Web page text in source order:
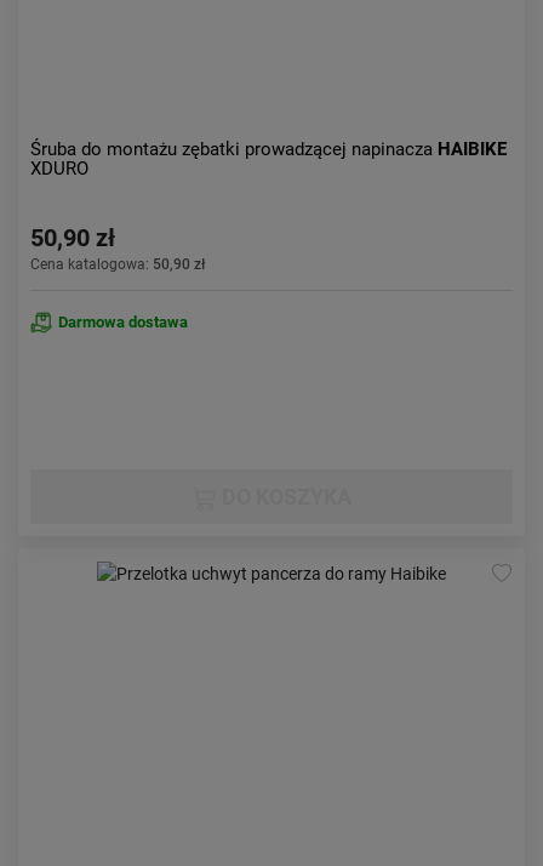
Śruba do montażu zębatki prowadzącej napinacza HAIBIKE
XDURO
50,90 zł
Cena katalogowa: 50,90 zł
Darmowa dostawa